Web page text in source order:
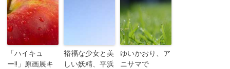
「ハイキュ
ー!!」原画展キ
裕福な少女と美
しい妖精、平浜
ゆいかおり、ア
ニサマで